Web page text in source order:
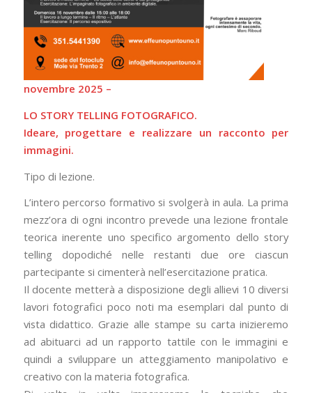
novembre 2025 –
LO STORY TELLING FOTOGRAFICO.
Ideare, progettare e realizzare un racconto per
immagini.
Tipo di lezione.
L’intero percorso formativo si svolgerà in aula. La prima
mezz’ora di ogni incontro prevede una lezione frontale
teorica inerente uno specifico argomento dello story
telling dopodiché nelle restanti due ore ciascun
partecipante si cimenterà nell’esercitazione pratica.
Il docente metterà a disposizione degli allievi 10 diversi
lavori fotografici poco noti ma esemplari dal punto di
vista didattico. Grazie alle stampe su carta inizieremo
ad abituarci ad un rapporto tattile con le immagini e
quindi a sviluppare un atteggiamento manipolativo e
creativo con la materia fotografica.